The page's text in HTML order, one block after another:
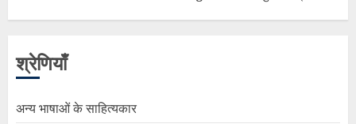
श्रेणियाँ
अन्य भाषाओं के साहित्यकार